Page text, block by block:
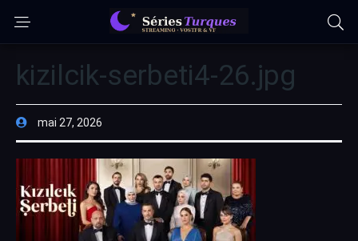
kizilcik-serbeti4-26.jpg
mai 27, 2026